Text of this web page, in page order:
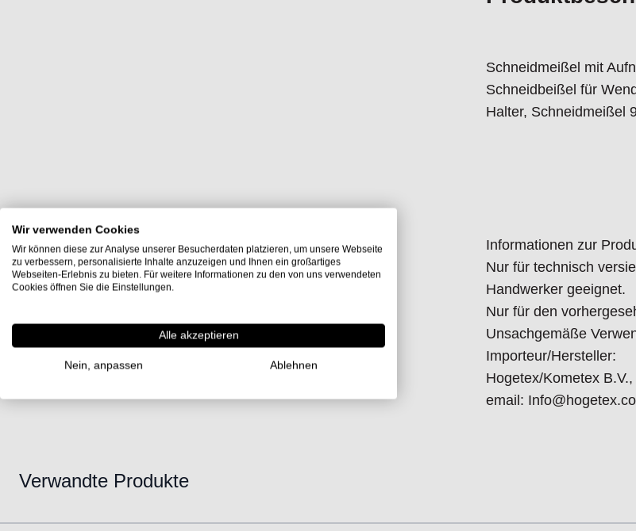
Schneidmeißel mit
Schneidbeißel für
Halter, Schneidmeißel
Informationen zur
Nur für technisch
Handwerker geeignet.
Nur für den
Unsachgemäße
Importeur/Hersteller:
Hogetex/Kometex
email:
Verwandte Produkte
Wir verwenden Cookies
Wir können diese zur Analyse unserer Besucherdaten platzieren, um unsere Webseite
zu verbessern, personalisierte Inhalte anzuzeigen und Ihnen ein großartiges
Webseiten-Erlebnis zu bieten. Für weitere Informationen zu den von uns verwendeten
Cookies öffnen Sie die Einstellungen.
Alle akzeptieren
Nein, anpassen Ablehnen